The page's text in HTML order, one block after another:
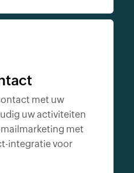
met uw
uw activiteiten
met
integratie voor